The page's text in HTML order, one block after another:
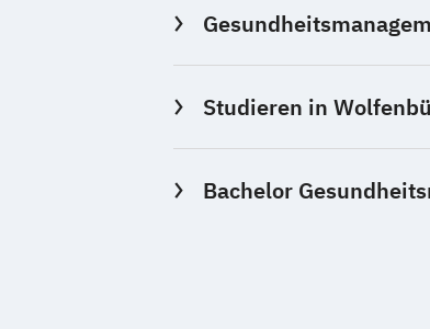
Studieren in
Bachelor